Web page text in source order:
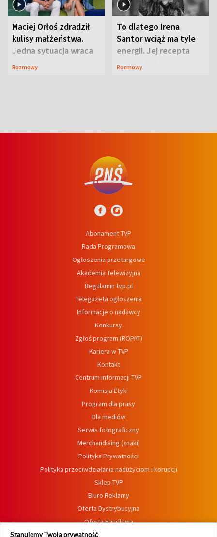
Maciej Orłoś zdradził
kulisy małżeństwa.
Jedna sytuacja wraca
jak bumerang
Rozmowy
To dlatego Irena
Santor wciąż ma tyle
energii. Jej recepta
jest zaskakująco
Rozmowy
Abonament TVP
Rada Programowa
Ogłoszenia przetargowe
Akademia Telewizyjna
Regulamin tvp.pl
Telegazeta ogłoszenia
Informacje o nadawcy
Konkursy
Zgłoś program (ROPAT)
Kariera w TVP
Kontakt
Centrum informacji TVP
Komisja Etyki
Program dla prasy
Dla mediów
Serwis fotograficzny
Merchandising (znaki)
Polityka Prywatności
Polityka przeciwdziałania nadużyciom i korupcji
Sklep TVP
Biuro Reklamy
Oferta Dystrybucyjna
Oferta Handlowa
Dostępność
Szanujemy Twoją prywatność